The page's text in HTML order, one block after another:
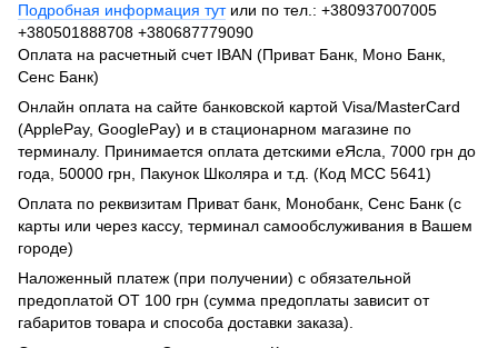
Подробная информация тутили по тел.: +380937007005
+380501888708 +380687779090
Оплата на расчетный счет IBAN (Приват Банк, Моно Банк,
Сенс Банк)
Онлайн оплата на сайте банковской картой Visa/MasterCard
(ApplePay, GooglePay) и в стационарном магазине по
терминалу. Принимается оплата детскими еЯсла, 7000 грн до
года, 50000 грн, Пакунок Школяра и т.д. (Код МСС 5641)
Оплата по реквизитам Приват банк, Монобанк, Сенс Банк (с
карты или через кассу, терминал самообслуживания в Вашем
городе)
Наложенный платеж (при получении) с обязательной
предоплатой ОТ 100 грн (сумма предоплаты зависит от
габаритов товара и способа доставки заказа).